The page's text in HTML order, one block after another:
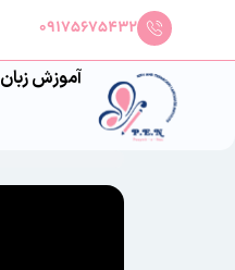
09175675432
آموزش زبان